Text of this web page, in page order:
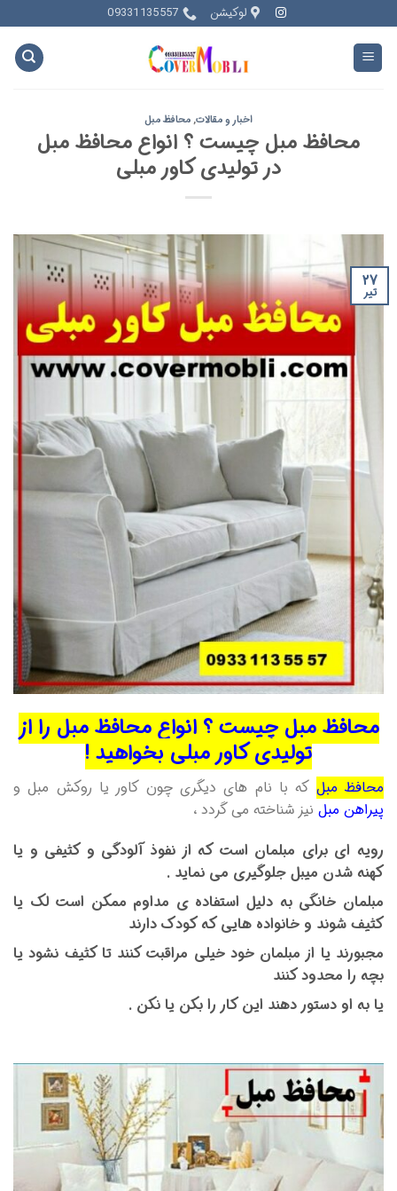
to
content
لوکیشن 09331135557
اخبار و مقالات,محافظ مبل
محافظ مبل چیست ؟ انواع محافظ مبل
در تولیدی کاور مبلی
۲۷
تیر
محافظ مبل چیست ؟ انواع محافظ مبل را از
تولیدی کاور مبلی بخواهید !
محافظ مبل که با نام های دیگری چون کاور یا روکش مبل و
پیراهن مبل نیز شناخته می گردد ،
رویه ای برای مبلمان است که از نفوذ آلودگی و کثیفی و یا
کهنه شدن میبل جلوگیری می نماید .
مبلمان خانگی به دلیل استفاده ی مداوم ممکن است لک یا
کثیف شوند و خانواده هایی که کودک دارند
مجبورند یا از مبلمان خود خیلی مراقبت کنند تا کثیف نشود یا
بچه را محدود کنند
یا به او دستور دهند این کار را بکن یا نکن .